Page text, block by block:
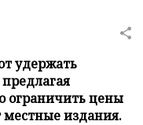
удержать
ограничить цены
издания.